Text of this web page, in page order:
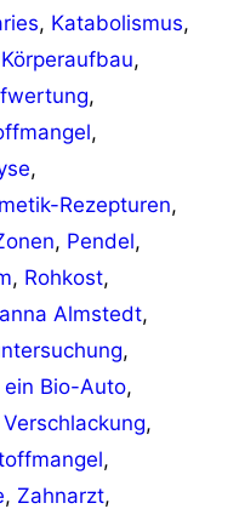
, Katabolismus,
Körperaufbau,
,
,
,
Rezepturen,
, Pendel,
, Rohkost,
Almstedt,
,
Bio-Auto,
Verschlackung,
,
, Zahnarzt,